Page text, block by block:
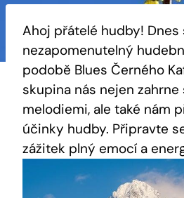
Ahoj přátelé hudby! Dnes
nezapomenutelný
podobě Blues Černého
skupina nás nejen
melodiemi, ale také nám
účinky hudby. Připravte
zážitek plný emocí a